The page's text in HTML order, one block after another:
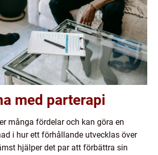
med parterapi
många fördelar och kan göra en
i hur ett förhållande utvecklas över
hjälper det par att förbättra sin